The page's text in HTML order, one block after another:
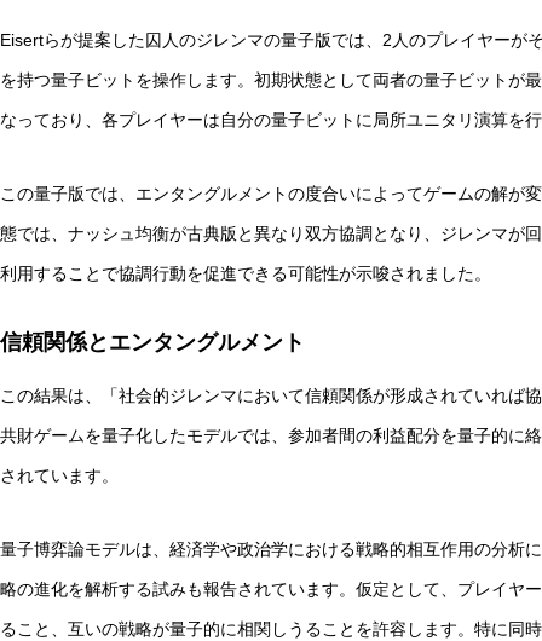
Eisertらが提案した囚人のジレンマの量子版では、2人のプレイヤーが
を持つ量子ビットを操作します。初期状態として両者の量子ビットが
なっており、各プレイヤーは自分の量子ビットに局所ユニタリ演算を
この量子版では、エンタングルメントの度合いによってゲームの解が
態では、ナッシュ均衡が古典版と異なり双方協調となり、ジレンマが
利用することで協調行動を促進できる可能性が示唆されました。
信頼関係とエンタングルメント
この結果は、「社会的ジレンマにおいて信頼関係が形成されていれば
共財ゲームを量子化したモデルでは、参加者間の利益配分を量子的に
されています。
量子博弈論モデルは、経済学や政治学における戦略的相互作用の分析
略の進化を解析する試みも報告されています。仮定として、プレイヤ
ること、互いの戦略が量子的に相関しうることを許容します。特に同